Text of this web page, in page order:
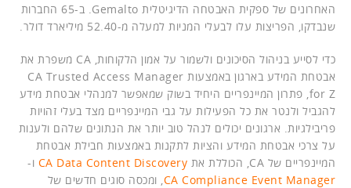
האחרונים של ספקית האבטחה הדיגיטלית Gemalto. ב-65 החברות
שנבדקו, הפריצות עלו לבעלי המניות למעלה מ-52.40 מיליארד דולר.
כדי לסייע בניהול הסיכונים ולשמור על אמון הלקוחות, CA משפרת את
אבטחת המידע בארגון באמצעות CA Trusted Access Manager
for Z, פתרון המיינפריים היחיד בשוק שמאפשר למנהלי אבטחת מידע
להגביל ולנטר את כל הפעילות על גבי המיינפריים מצד בעלי זהויות
פריבילגיות. ארגונים יכולים לנהל טוב יותר את הנתונים שלהם ולענות
על צרכי אבטחת המידע והציות לתקנות באמצעות חבילת אבטחת
המיינפריים של CA, הכוללת את
CA Data Content Discovery ו-
CA Compliance Event Manager , ומכסה סוגים חדשים של